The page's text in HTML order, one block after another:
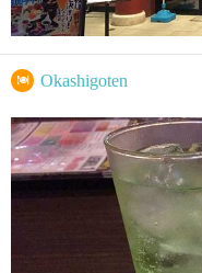
 Okashigoten